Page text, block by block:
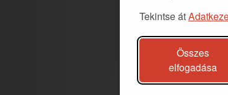
Tekintse át
Összes
elfogadása